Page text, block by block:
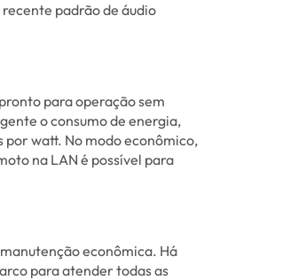
padrão de áudio
para operação sem
o consumo de energia,
watt. No modo econômico,
na LAN é possível para
econômica. Há
para atender todas as